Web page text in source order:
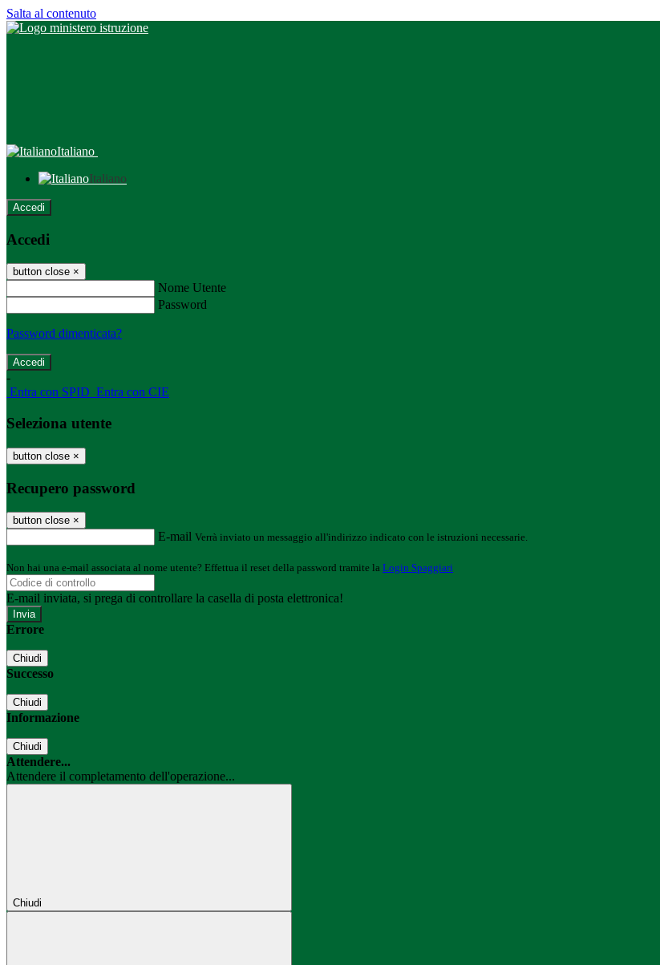
Salta al contenuto
Italiano
Italiano
Accedi
Accedi
button close ×
Nome Utente
Password
Password dimenticata?
-
Entra con SPID Entra con CIE
Seleziona utente
button close ×
Recupero password
button close ×
E-mail Verrà inviato un messaggio all'indirizzo indicato con le istruzioni necessarie.
Non hai una e-mail associata al nome utente? Effettua il reset della password tramite la Login Spaggiari
E-mail inviata, si prega di controllare la casella di posta elettronica!
Errore
Chiudi
Successo
Chiudi
Informazione
Chiudi
Attendere...
Attendere il completamento dell'operazione...
Chiudi